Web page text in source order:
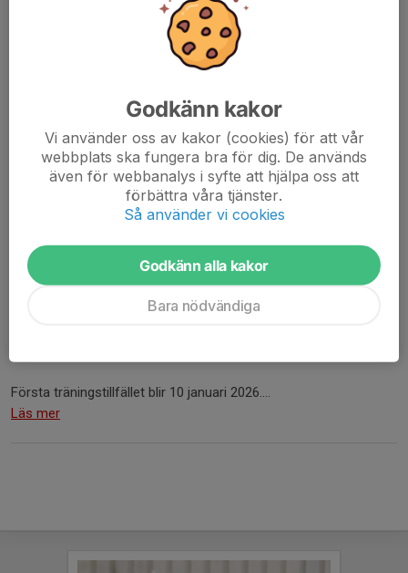
Nu är träningstiderna för vårterminen klara och Pojkar födda
Första träningstillfället blir 10 januari 2026....
Läs mer
Godkänn kakor
Vi använder oss av kakor (cookies) för att vår
webbplats ska fungera bra för dig. De används
även för webbanalys i syfte att hjälpa oss att
förbättra våra tjänster.
Så använder vi cookies
Godkänn alla kakor
Bara nödvändiga